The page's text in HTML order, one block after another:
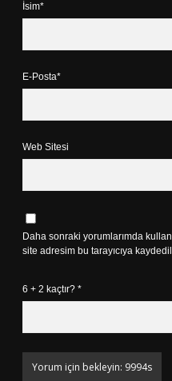
İsim*
E-Posta*
Web Sitesi
Daha sonraki yorumlarımda
site adresim bu tarayıcıya
6 + 2 kaçtır? *